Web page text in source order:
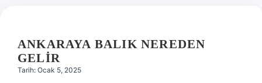
ANKARAYA BALIK NEREDEN
GELIR
Tarih: Ocak 5, 2025